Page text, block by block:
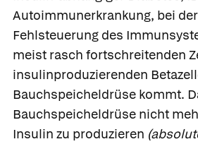
Autoimmunerkrankung, bei
Fehlsteuerung des
meist rasch fortschreitenden
insulinproduzierenden
Bauchspeicheldrüse kommt.
Bauchspeicheldrüse nicht
Insulin zu produzieren